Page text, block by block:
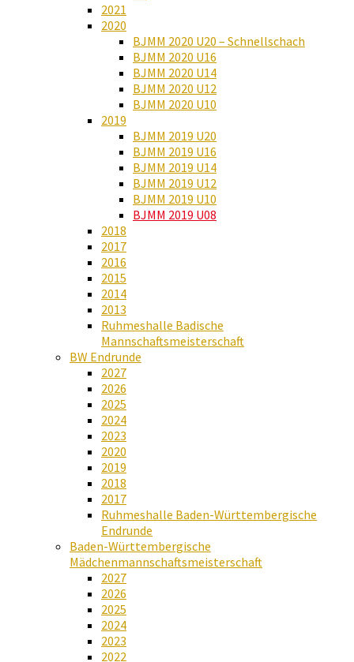
2021
2020
BJMM 2020 U20 – Schnellschach
BJMM 2020 U16
BJMM 2020 U14
BJMM 2020 U12
BJMM 2020 U10
2019
BJMM 2019 U20
BJMM 2019 U16
BJMM 2019 U14
BJMM 2019 U12
BJMM 2019 U10
BJMM 2019 U08
2018
2017
2016
2015
2014
2013
Ruhmeshalle Badische
Mannschaftsmeisterschaft
BW Endrunde
2027
2026
2025
2024
2023
2020
2019
2018
2017
Ruhmeshalle Baden-Württembergische
Endrunde
Baden-Württembergische
Mädchenmannschaftsmeisterschaft
2027
2026
2025
2024
2023
2022